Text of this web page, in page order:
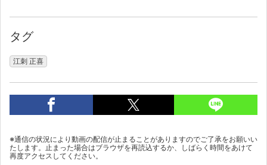
タグ
江刺 正喜
※通信の状況により動画の配信が止まることがありますのでご了承をお願いい
たします。止まった場合はブラウザを再読込するか、しばらく時間をあけて
再度アクセスしてください。